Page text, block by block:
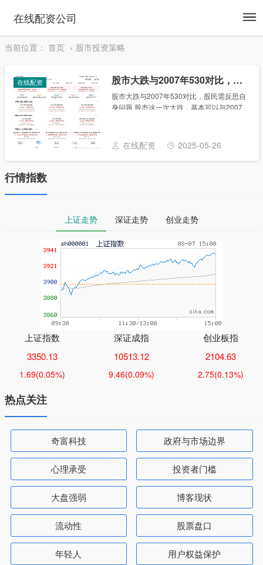
在线配资公司
当前位置： 首页 股市投资策略
在线配资 股市大跌与2007年530对比，股民需反思自身问题
股市大跌与2007年530对比，股民需反思自
身问题 股市这一次大跌，基本可以与2007
面震荡拉升中又冲进来了，最终还是被......
在线配资 2025-05-26
行情指数
上证走势 深证走势 创业走势
上证指数
3350.13
1.69(0.05%)
深证成指
10513.12
9.46(0.09%)
创业板指
2104.63
2.75(0.13%)
热点关注
奇富科技 政府与市场边界
心理承受 投资者门槛
大盘强弱 博客现状
流动性 股票盘口
年轻人 用户权益保护